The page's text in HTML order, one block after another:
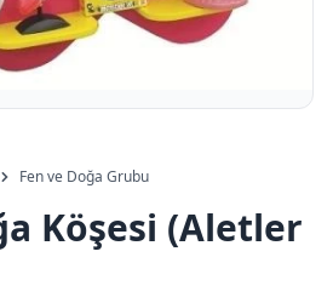
Fen ve Doğa Grubu
Köşesi (Aletler